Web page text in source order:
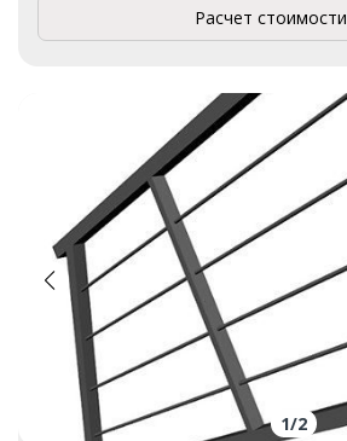
Расчет стоимости
1/2